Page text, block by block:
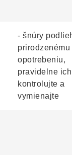
- šnúry
prirodzenému
opotrebeniu,
pravidelne ich
kontrolujte a
vymienajte